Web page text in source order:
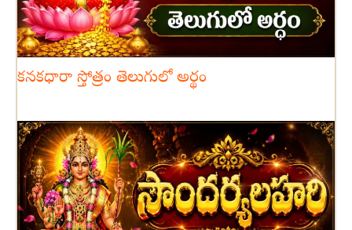
కనకధారా స్తోత్రం తెలుగులో అర్థం